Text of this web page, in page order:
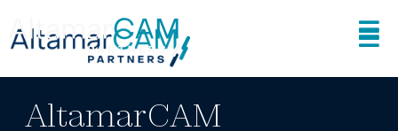
01.07.25
PRESSEMITTEILUNG
AltamarCAM